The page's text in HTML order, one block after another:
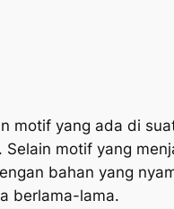
motif yang ada di
motif yang
bahan yang
berlama-lama.